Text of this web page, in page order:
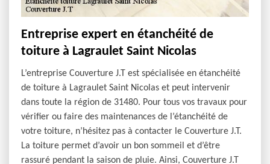
Entreprise expert en étanchéité de
toiture à Lagraulet Saint Nicolas
L’entreprise Couverture J.T est spécialisée en étanchéité
de toiture à Lagraulet Saint Nicolas et peut intervenir
dans toute la région de 31480. Pour tous vos travaux pour
vérifier ou faire des maintenances de l’étanchéité de
votre toiture, n’hésitez pas à contacter le Couverture J.T.
La toiture permet d’avoir un bon sommeil et d’être
rassuré pendant la saison de pluie. Ainsi, Couverture J.T